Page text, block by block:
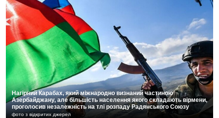
Нагірний Карабах, який міжнародно визнаний частиною
Азербайджану, але більшість населення якого складають вірмени,
проголосив незалежність на тлі розпаду Радянського Союзу
фото з відкритих джерел